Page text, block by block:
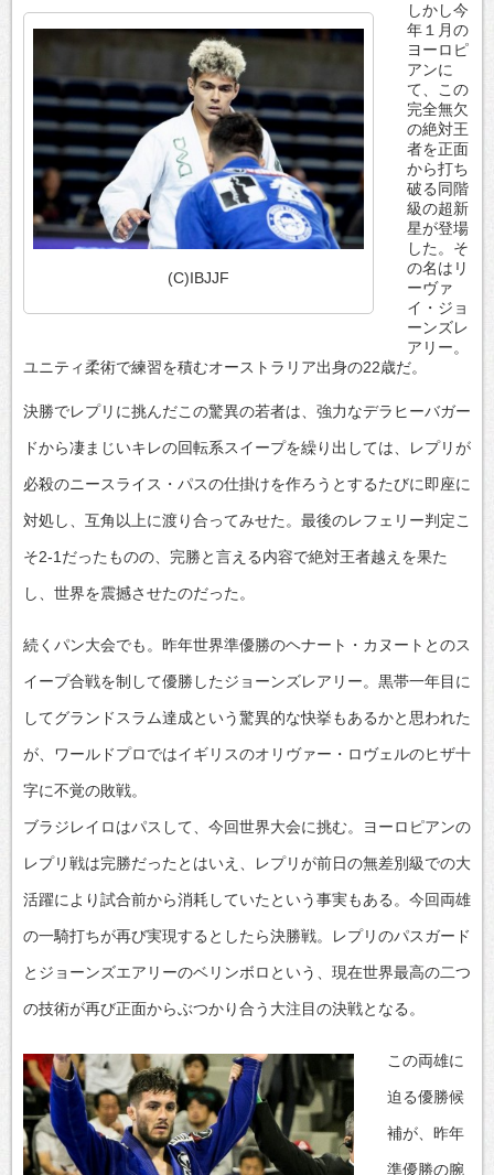
(C)IBJJF
しかし今
年１月の
ヨーロピ
アンに
て、この
完全無欠
の絶対王
者を正面
から打ち
破る同階
級の超新
星が登場
した。そ
の名はリ
ーヴァ
イ・ジョ
ーンズレ
アリー。
ユニティ柔術で練習を積むオーストラリア出身の22歳だ。
決勝でレプリに挑んだこの驚異の若者は、強力なデラヒーバガー
ドから凄まじいキレの回転系スイープを繰り出しては、レプリが
必殺のニースライス・パスの仕掛けを作ろうとするたびに即座に
対処し、互角以上に渡り合ってみせた。最後のレフェリー判定こ
そ2-1だったものの、完勝と言える内容で絶対王者越えを果た
し、世界を震撼させたのだった。
続くパン大会でも。昨年世界準優勝のヘナート・カヌートとのス
イープ合戦を制して優勝したジョーンズレアリー。黒帯一年目に
してグランドスラム達成という驚異的な快挙もあるかと思われた
が、ワールドプロではイギリスのオリヴァー・ロヴェルのヒザ十
字に不覚の敗戦。
ブラジレイロはパスして、今回世界大会に挑む。ヨーロピアンの
レプリ戦は完勝だったとはいえ、レプリが前日の無差別級での大
活躍により試合前から消耗していたという事実もある。今回両雄
の一騎打ちが再び実現するとしたら決勝戦。レプリのパスガード
とジョーンズエアリーのベリンボロという、現在世界最高の二つ
の技術が再び正面からぶつかり合う大注目の決戦となる。
この両雄に
迫る優勝候
補が、昨年
準優勝の腕